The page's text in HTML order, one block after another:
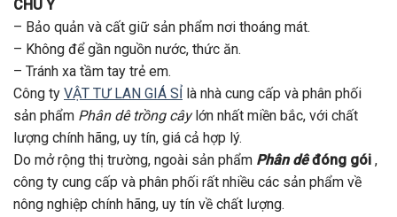
CHÚ Ý
– Bảo quản và cất giữ sản phẩm nơi thoáng mát.
– Không để gần nguồn nước, thức ăn.
– Tránh xa tầm tay trẻ em.
Công ty VẬT TƯ LAN GIÁ SỈ là nhà cung cấp và phân phối
sản phẩm Phân dêtrồng câylớn nhất miền bắc, với chất
lượng chính hãng, uy tín, giá cả hợp lý.
Do mở rộng thị trường, ngoài sản phẩm Phân dêđóng gói ,
công ty cung cấp và phân phối rất nhiều các sản phẩm về
nông nghiệp chính hãng, uy tín về chất lượng.